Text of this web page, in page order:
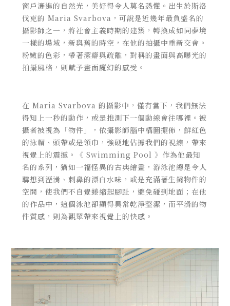
窗戶灑進的自然光，美好得令人莫名恐懼。出生於斯洛
伐克的 Maria Svarbova，可說是近幾年最負盛名的
攝影師之一，將社會主義時期的建築，轉換成如同夢境
一樣的場域，新與舊的時空，在他的拍攝中重新交會。
粉嫩的色彩，帶著潔癖與疏離，對稱的畫面與高曝光的
拍攝風格，則賦予畫面魔幻的感受。
在 Maria Svarbova 的攝影中，僅有當下，我們無法
得知上一秒的動作，或是推測下一個動線會往哪裡。被
攝者被視為「物件」，依攝影師腦中構圖擺佈，鮮紅色
的泳帽、頭帶或是領巾，強硬地佔據我們的視線，帶來
視覺上的震撼。
《 Swimming Pool 》作為他最知
名的 系列，猶如一福怪異的古典繪畫，游泳池總是令人
聯想到溼滑、刺鼻的漂白水味，或是充滿著生鏽物件的
空間，使我們不自覺蜷縮起腳趾，避免碰到地面；在他
的作品中，這個泳池卻顯得異常乾淨整潔，而平滑的物
件質感，則為觀眾帶來視覺上的快感。